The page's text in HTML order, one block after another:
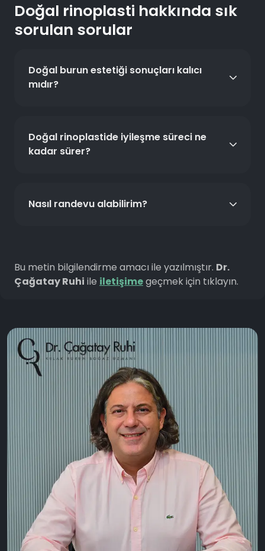
Doğal rinoplasti hakkında sık
sorulan sorular
Doğal burun estetiği sonuçları kalıcı
mıdır?
Doğal rinoplastide iyileşme süreci ne
kadar sürer?
Nasıl randevu alabilirim?
Bu metin bilgilendirme amacı ile yazılmıştır. Dr.
Çağatay Ruhi ile iletişimegeçmek için tıklayın.